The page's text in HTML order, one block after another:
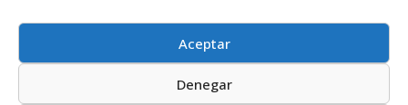
Aceptar
Denegar